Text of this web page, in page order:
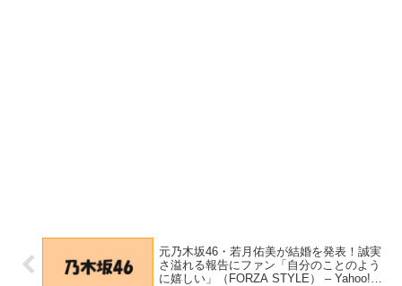
元乃木坂46・若月佑美が結婚を発表！誠実
さ溢れる報告にファン「自分のことのよう
に嬉しい」（FORZA STYLE） – Yahoo!ニ